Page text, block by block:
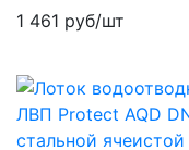
1 461 руб/шт